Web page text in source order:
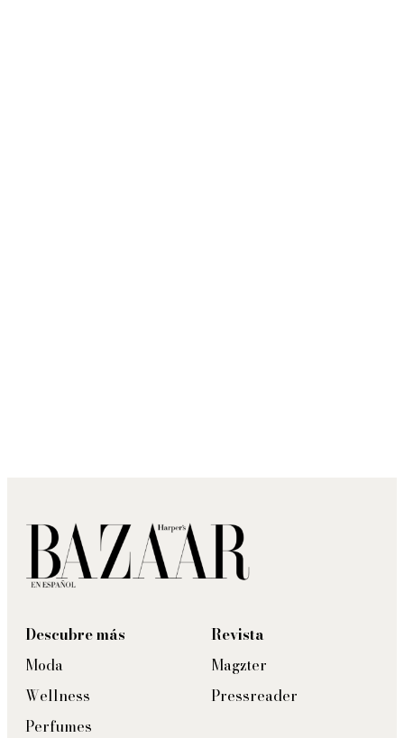
Descubre más
Moda
Wellness
Perfumes
Revista
Magzter
Pressreader